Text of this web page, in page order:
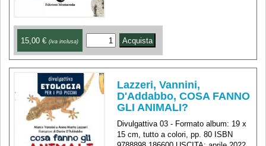
15,00 € (iva inclusa)
Lazzeri, Vannini,
D'Addabbo, COSA FANNO
GLI ANIMALI?
Divulgattiva 03 - Formato album: 19 x
15 cm, tutto a colori, pp. 80 ISBN